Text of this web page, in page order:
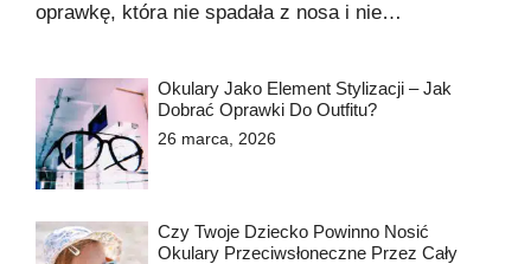
oprawkę, która nie spadała z nosa i nie…
Okulary Jako Element Stylizacji – Jak
Dobrać Oprawki Do Outfitu?
26 marca, 2026
Czy Twoje Dziecko Powinno Nosić
Okulary Przeciwsłoneczne Przez Cały